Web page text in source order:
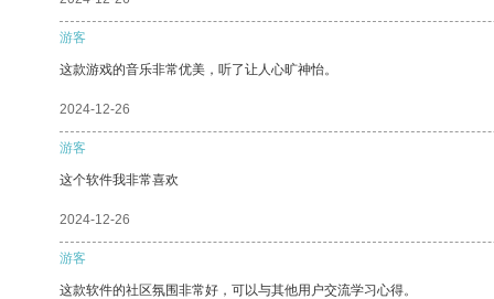
游客
这款游戏的音乐非常优美，听了让人心旷神怡。
2024-12-26
游客
这个软件我非常喜欢
2024-12-26
游客
这款软件的社区氛围非常好，可以与其他用户交流学习心得。